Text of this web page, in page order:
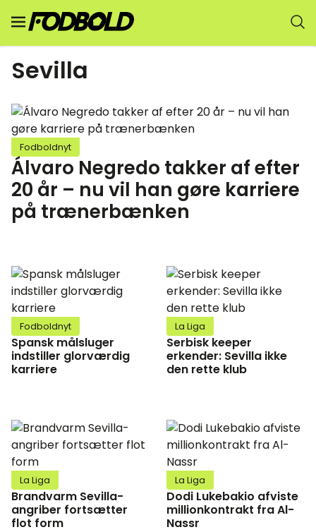
Sevilla
Fodboldnyt
Álvaro Negredo takker af efter
20 år – nu vil han gøre karriere
på trænerbænken
Fodboldnyt
Spansk målsluger
indstiller glorværdig
karriere
La Liga
Serbisk keeper
erkender: Sevilla ikke
den rette klub
La Liga
Brandvarm Sevilla-
angriber fortsætter
flot form
La Liga
Dodi Lukebakio afviste
millionkontrakt fra Al-
Nassr